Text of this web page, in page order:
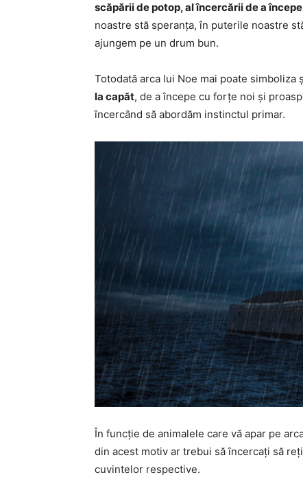
scăpării de potop, al încercării de a
noastre stă speranța, în puterile noastre
ajungem pe un drum bun.
Totodată arca lui Noe mai poate simboliza
la capăt, de a începe cu forțe noi și
încercând să abordăm instinctul primar.
În funcție de animalele care vă apar pe
din acest motiv ar trebui să încercați să
cuvintelor respective.